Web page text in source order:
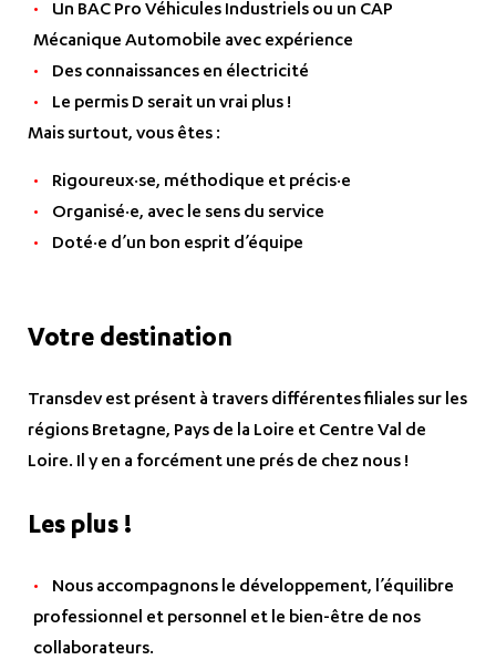
Un BAC Pro Véhicules Industriels ou un CAP
Mécanique Automobile avec expérience
Des connaissances en électricité
Le permis D serait un vrai plus !
Mais surtout, vous êtes :
Rigoureux·se, méthodique et précis·e
Organisé·e, avec le sens du service
Doté·e d’un bon esprit d’équipe
Votre destination
Transdev est présent à travers différentes filiales sur les
régions Bretagne, Pays de la Loire et Centre Val de
Loire. Il y en a forcément une prés de chez nous !
Les plus !
Nous accompagnons le développement, l’équilibre
professionnel et personnel et le bien-être de nos
collaborateurs.